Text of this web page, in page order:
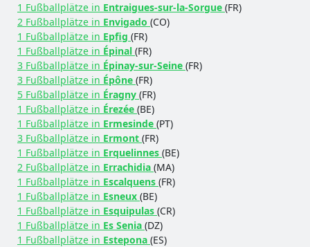
1 Fußballplätze in Entraigues-sur-la-Sorgue (FR)
2 Fußballplätze in Envigado (CO)
1 Fußballplätze in Epfig (FR)
1 Fußballplätze in Épinal (FR)
3 Fußballplätze in Épinay-sur-Seine (FR)
3 Fußballplätze in Épône (FR)
5 Fußballplätze in Éragny (FR)
1 Fußballplätze in Érezée (BE)
1 Fußballplätze in Ermesinde (PT)
3 Fußballplätze in Ermont (FR)
1 Fußballplätze in Erquelinnes (BE)
2 Fußballplätze in Errachidia (MA)
1 Fußballplätze in Escalquens (FR)
1 Fußballplätze in Esneux (BE)
1 Fußballplätze in Esquipulas (CR)
1 Fußballplätze in Es Senia (DZ)
1 Fußballplätze in Estepona (ES)